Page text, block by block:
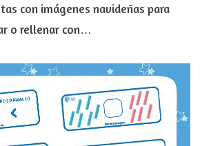
con imágenes navideñas para
o rellenar con…